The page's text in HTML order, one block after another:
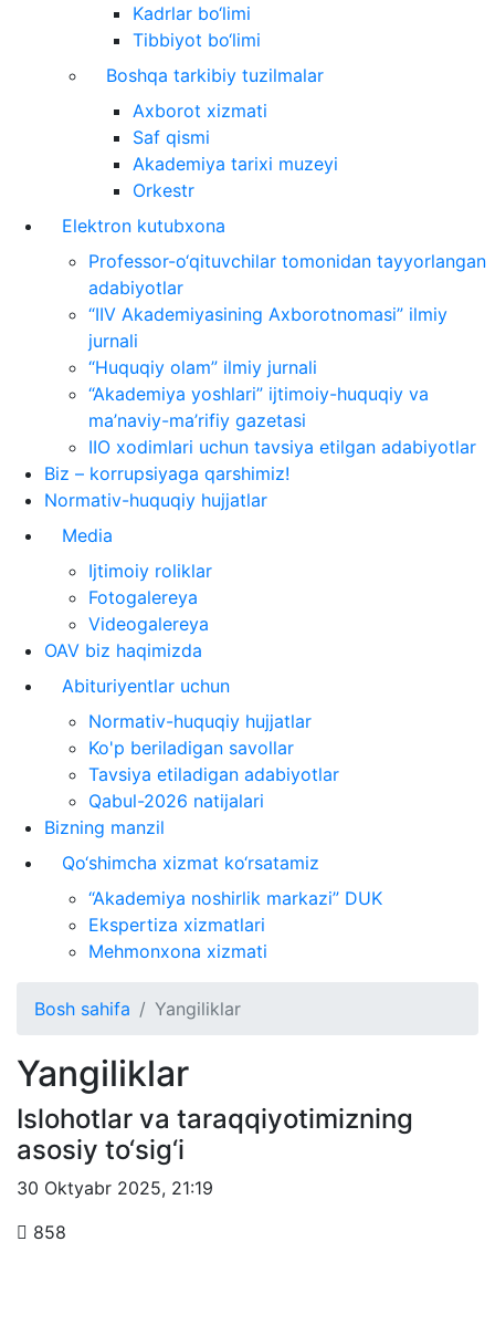
Kadrlar bo‘limi
Tibbiyot bo‘limi
Boshqa tarkibiy tuzilmalar
Axborot xizmati
Saf qismi
Akademiya tarixi muzeyi
Orkestr
Elektron kutubxona
Professor-o‘qituvchilar tomonidan tayyorlangan
adabiyotlar
“IIV Akademiyasining Axborotnomasi” ilmiy
jurnali
“Huquqiy olam” ilmiy jurnali
“Akademiya yoshlari” ijtimoiy-huquqiy va
ma’naviy-ma’rifiy gazetasi
IIO xodimlari uchun tavsiya etilgan adabiyotlar
Biz – korrupsiyaga qarshimiz!
Normativ-huquqiy hujjatlar
Media
Ijtimoiy roliklar
Fotogalereya
Videogalereya
OAV biz haqimizda
Abituriyentlar uchun
Normativ-huquqiy hujjatlar
Ko'p beriladigan savollar
Tavsiya etiladigan adabiyotlar
Qabul-2026 natijalari
Bizning manzil
Qo‘shimcha xizmat ko‘rsatamiz
“Akademiya noshirlik markazi” DUK
Ekspertiza xizmatlari
Mehmonxona xizmati
Bosh sahifa Yangiliklar
Yangiliklar
Islohotlar va taraqqiyotimizning
asosiy to‘sig‘i
30 Oktyabr 2025, 21:19
858